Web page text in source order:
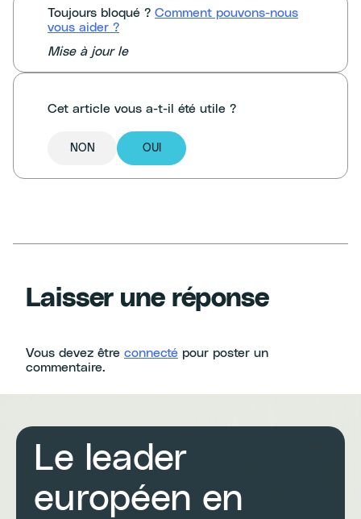
articles
Toujours bloqué ? Comment pouvons-nous
vous aider ?
Mise à jour le
Cet article vous a-t-il été utile ?
NON OUI
Laisser une réponse
Vous devez être connecté pour poster un
commentaire.
Le leader
européen en